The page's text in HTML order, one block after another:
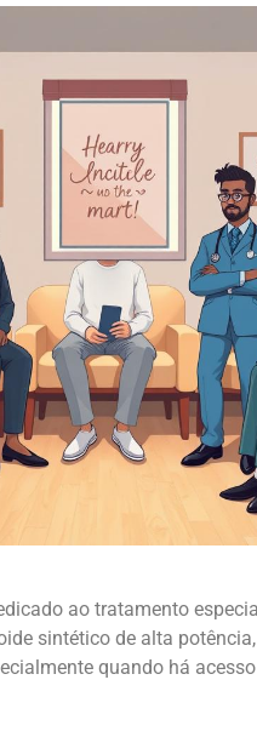
ao tratamento
sintético de alta
quando há